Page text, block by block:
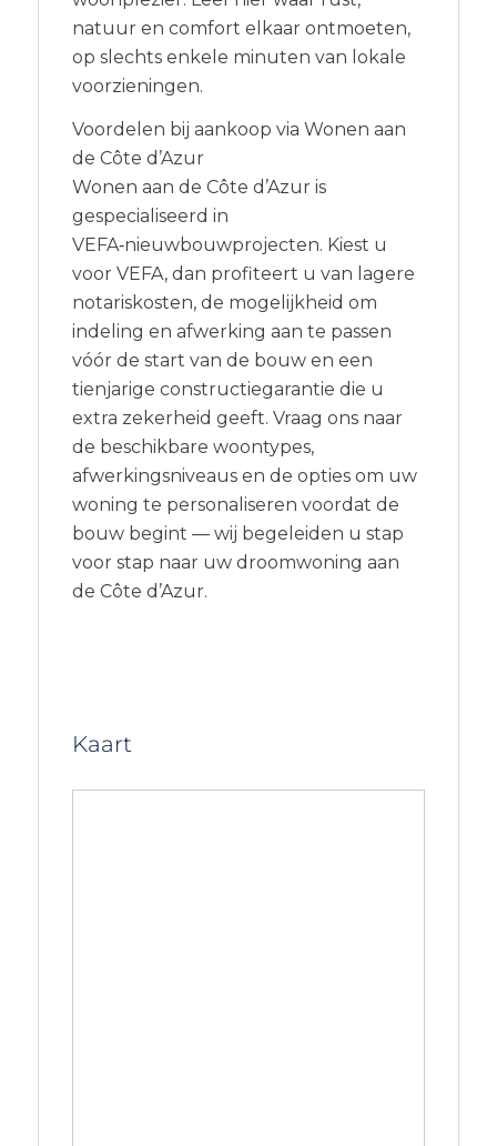
natuur en comfort elkaar ontmoeten,
op slechts enkele minuten van lokale
voorzieningen.
Voordelen bij aankoop via Wonen aan
de Côte d’Azur
Wonen aan de Côte d’Azur is
gespecialiseerd in
VEFA‑nieuwbouwprojecten. Kiest u
voor VEFA, dan profiteert u van lagere
notariskosten, de mogelijkheid om
indeling en afwerking aan te passen
vóór de start van de bouw en een
tienjarige constructiegarantie die u
extra zekerheid geeft. Vraag ons naar
de beschikbare woontypes,
afwerkingsniveaus en de opties om uw
woning te personaliseren voordat de
bouw begint — wij begeleiden u stap
voor stap naar uw droomwoning aan
de Côte d’Azur.
Kaart